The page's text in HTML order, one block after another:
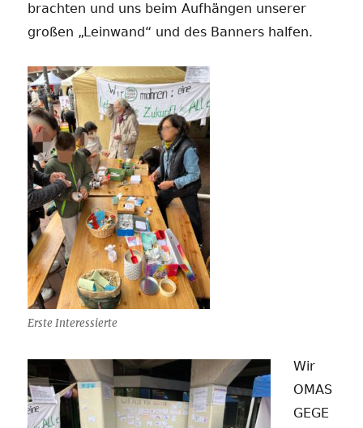
brachten und uns beim Aufhängen unserer
großen „Leinwand“ und des Banners halfen.
Erste Interessierte
Wir
OMAS
GEGE